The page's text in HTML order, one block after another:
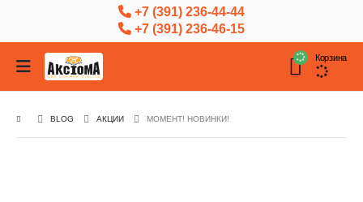
+7 (391) 236-44-44
+7 (391) 236-46-15
Корзина
BLOG АКЦИИ МОМЕНТ! НОВИНКИ!